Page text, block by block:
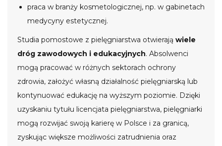
praca w branży kosmetologicznej, np. w gabinetach
medycyny estetycznej.
Studia pomostowe z pielęgniarstwa otwierają wiele
dróg zawodowych i edukacyjnych. Absolwenci
mogą pracować w różnych sektorach ochrony
zdrowia, założyć własną działalność pielęgniarską lub
kontynuować edukację na wyższym poziomie. Dzięki
uzyskaniu tytułu licencjata pielęgniarstwa, pielęgniarki
mogą rozwijać swoją karierę w Polsce i za granicą,
zyskując większe możliwości zatrudnienia oraz